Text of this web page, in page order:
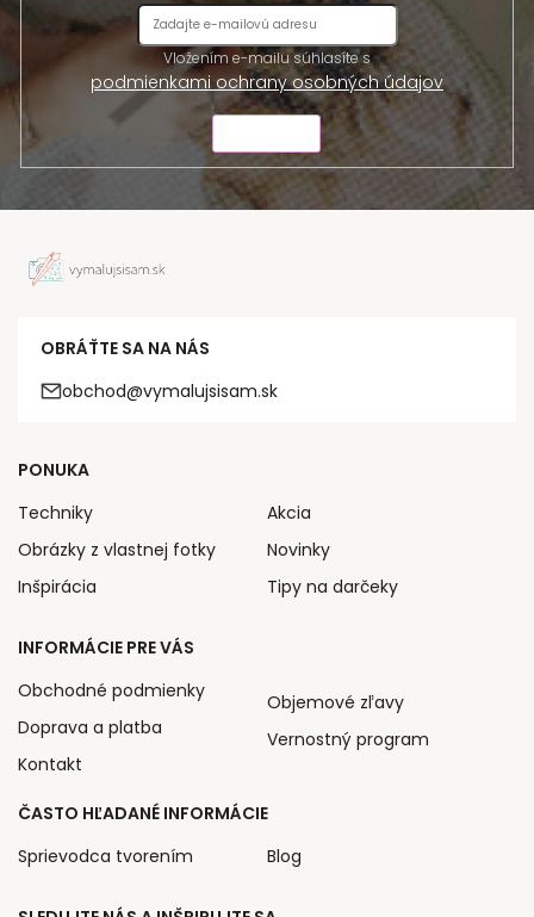
Vložením e-mailu súhlasíte s
podmienkami ochrany osobných údajov
OBRÁŤTE SA NA NÁS
obchod@vymalujsisam.sk
PONUKA
Techniky
Obrázky z vlastnej fotky
Inšpirácia
Akcia
Novinky
Tipy na darčeky
INFORMÁCIE PRE VÁS
Obchodné podmienky
Doprava a platba
Kontakt
Objemové zľavy
Vernostný program
ČASTO HĽADANÉ INFORMÁCIE
Sprievodca tvorením
Blog